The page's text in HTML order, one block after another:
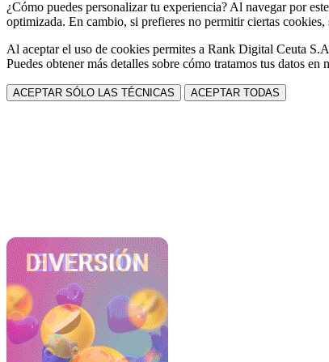
¿Cómo puedes personalizar tu experiencia? Al navegar por
optimizada. En cambio, si prefieres no permitir ciertas
Al aceptar el uso de cookies permites a Rank Digital Ceuta
Puedes obtener más detalles sobre cómo tratamos tus datos en
ACEPTAR SÓLO LAS TÉCNICAS ACEPTAR TODAS